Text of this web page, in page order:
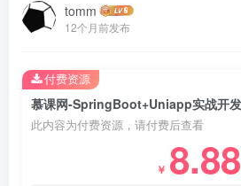
tomm
12个月前发布
此内容为付费资源，请付费后查看
￥ 8.88
付费资源